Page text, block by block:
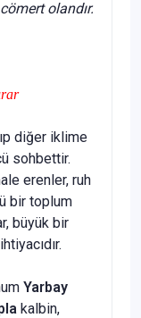
olandır.
diğer iklime
sohbettir.
erenler, ruh
bir toplum
büyük bir
Yarbay
kalbin,